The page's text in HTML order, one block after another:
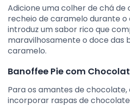
Adicione uma colher de chá
recheio de caramelo durante o
introduz um sabor rico que
maravilhosamente o doce das
caramelo.
Banoffee Pie com
Para os amantes de
incorporar raspas de